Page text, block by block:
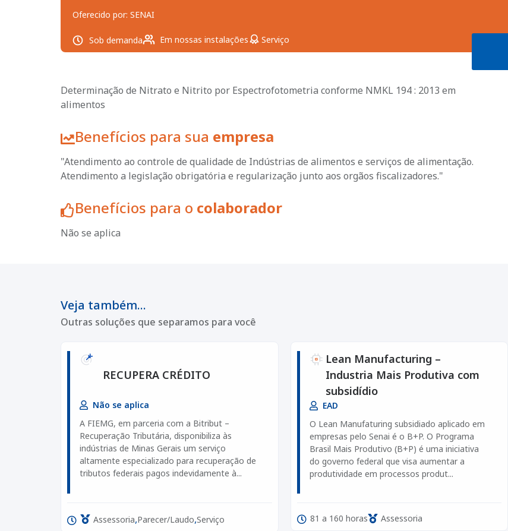
Oferecido por: SENAI
Sob demanda Em nossas instalações Serviço
Determinação de Nitrato e Nitrito por Espectrofotometria conforme NMKL 194 : 2013 em
alimentos
Benefícios para sua empresa
"Atendimento ao controle de qualidade de Indústrias de alimentos e serviços de alimentação.
Atendimento a legislação obrigatória e regularização junto aos orgãos fiscalizadores."
Benefícios para o colaborador
Não se aplica
Veja também...
Outras soluções que separamos para você
RECUPERA CRÉDITO
Não se aplica
A FIEMG, em parceria com a Bitribut –
Recuperação Tributária, disponibiliza às
indústrias de Minas Gerais um serviço
altamente especializado para recuperação de
tributos federais pagos indevidamente à...
Assessoria,Parecer/Laudo,Serviço
Lean Manufacturing –
Industria Mais Produtiva com
subsidídio
EAD
O Lean Manufaturing subsidiado aplicado em
empresas pelo Senai é o B+P. O Programa
Brasil Mais Produtivo (B+P) é uma iniciativa
do governo federal que visa aumentar a
produtividade em processos produt...
81 a 160 horas Assessoria